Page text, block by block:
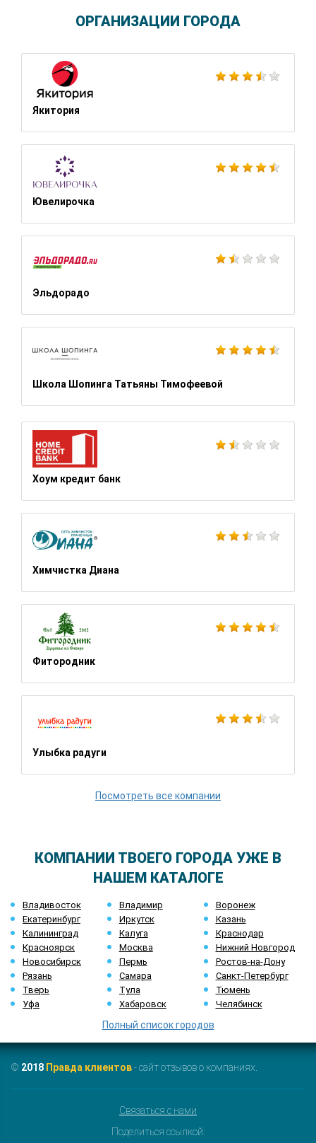
ОРГАНИЗАЦИИ ГОРОДА
Якитория
Ювелирочка
Эльдорадо
Школа Шопинга Татьяны Тимофеевой
Хоум кредит банк
Химчистка Диана
Фитородник
Улыбка радуги
Посмотреть все компании
КОМПАНИИ ТВОЕГО ГОРОДА УЖЕ В
НАШЕМ КАТАЛОГЕ
Владивосток Владимир
Воронеж
Екатеринбург
Иркутск
Казань
Калининград
Калуга
Краснодар
Красноярск
Москва
Нижний Новгород
Новосибирск
Пермь
Ростов-на-Дону
Рязань
Самара
Санкт-Петербург
Тверь
Тула
Тюмень
Уфа
Хабаровск Челябинск
Полный список городов
© 2018 Правда клиентов- сайт отзывов о компаниях.
Связаться с нами
Поделиться ссылкой: